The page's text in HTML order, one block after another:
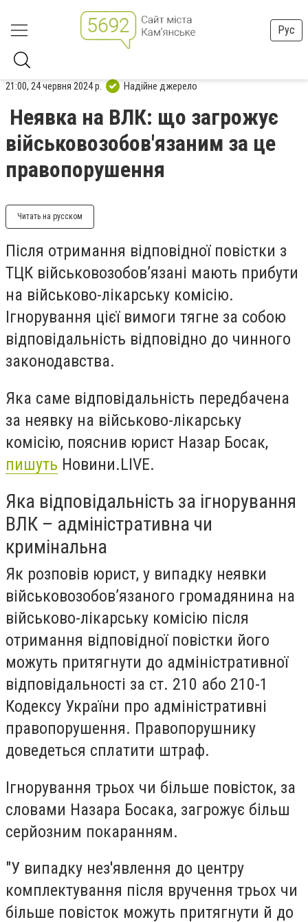
Рус
21:00, 24 червня 2024 р. Надійне джерело
Неявка на ВЛК: що загрожує
військовозобов'язаним за це
правопорушення
Читать на русском
Після отримання відповідної повістки з
ТЦК військовозобов’язані мають прибути
на військово-лікарську комісію.
Ігнорування цієї вимоги тягне за собою
відповідальність відповідно до чинного
законодавства.
Яка саме відповідальність передбачена
за неявку на військово-лікарську
комісію, пояснив юрист Назар Босак,
пишуть Новини.LIVE.
Яка відповідальність за ігнорування
ВЛК – адміністративна чи
кримінальна
Як розповів юрист, у випадку неявки
військовозобов’язаного громадянина на
військово-лікарську комісію після
отримання відповідної повістки його
можуть притягнути до адміністративної
відповідальності за ст. 210 або 210-1
Кодексу України про адміністративні
правопорушення. Правопорушнику
доведеться сплатити штраф.
Ігнорування трьох чи більше повісток, за
словами Назара Босака, загрожує більш
серйозним покаранням.
"У випадку нез'явлення до центру
комплектування після вручення трьох чи
більше повісток можуть притягнути й до